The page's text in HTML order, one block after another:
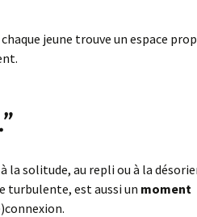
jeune trouve un espace
la solitude, au repli ou à la
turbulente, est aussi un moment